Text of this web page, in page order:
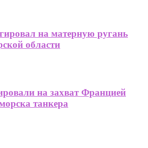
на матерную ругань
области
на захват Францией
танкера